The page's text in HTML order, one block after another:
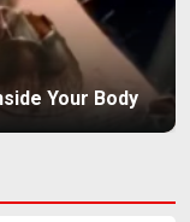
Your Body